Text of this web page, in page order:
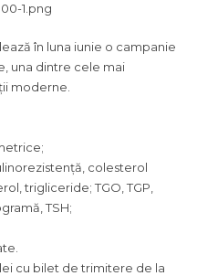
în luna iunie o campanie
una dintre cele mai
moderne.
colesterol
trigliceride; TGO, TGP,
TSH;
cu bilet de trimitere de la